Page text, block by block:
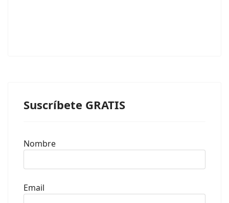
Suscríbete GRATIS
Nombre
Email